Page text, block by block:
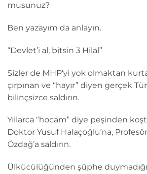
musunuz?
Ben yazayım da anlayın.
“Devlet’i al, bitsin 3 Hilal”
Sizler de MHP’yi yok olmaktan
çırpınan ve “hayır” diyen gerçek
bilinçsizce saldırın.
Yıllarca “hocam” diye peşinden
Doktor Yusuf Halaçoğlu’na,
Özdağ’a saldırın.
Ülkücülüğünden şüphe